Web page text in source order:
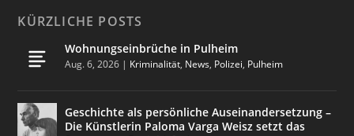
KÜRZLICHE POSTS
Wohnungseinbrüche in Pulheim
Aug. 6, 2026 | Kriminalität, News, Polizei, Pulheim
Geschichte als persönliche Auseinandersetzung –
Die Künstlerin Paloma Varga Weisz setzt das